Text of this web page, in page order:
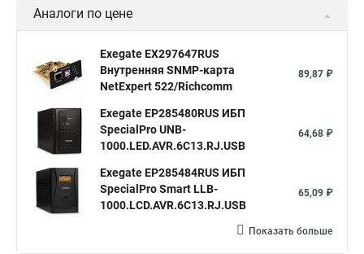
Аналоги по цене
Exegate EX297647RUS
Внутренняя SNMP-карта
NetExpert 522/Richcomm
89,87 ₽
Exegate EP285480RUS ИБП
SpecialPro UNB-
1000.LED.AVR.6C13.RJ.USB
64,68 ₽
Exegate EP285484RUS ИБП
SpecialPro Smart LLB-
1000.LCD.AVR.6C13.RJ.USB
65,09 ₽
Показать больше